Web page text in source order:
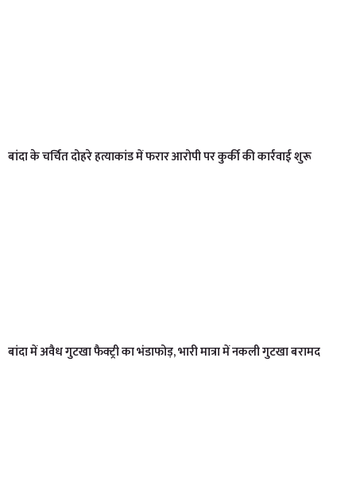
बांदा के चर्चित दोहरे हत्याकांड में फरार आरोपी पर कुर्की की कार्रवाई शुरू
बांदा में अवैध गुटखा फैक्ट्री का भंडाफोड़, भारी मात्रा में नकली गुटखा बरामद